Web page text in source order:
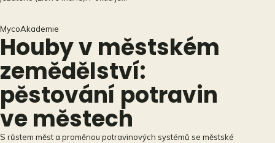
MycoAkademie
Houby v městském
zemědělství:
pěstování potravin
ve městech
S růstem měst a proměnou potravinových systémů se městské